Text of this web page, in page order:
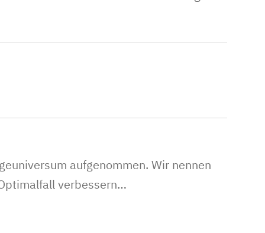
aufgenommen. Wir nennen
verbessern…